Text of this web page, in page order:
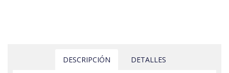
DESCRIPCIÓN DETALLES